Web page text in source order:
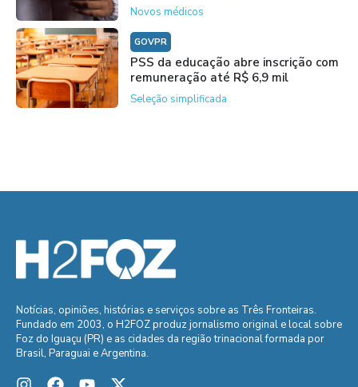
Novos médicos
GOVPR
PSS da educação abre inscrição com
remuneração até R$ 6,9 mil
Seleção simplificada
Notícias, opiniões, histórias e serviços sobre as Três Fronteiras.
Fundado em 2003, o H2FOZ produz jornalismo original e local sobre
Foz do Iguaçu (PR) e as cidades da região trinacional formada por
Brasil, Paraguai e Argentina.